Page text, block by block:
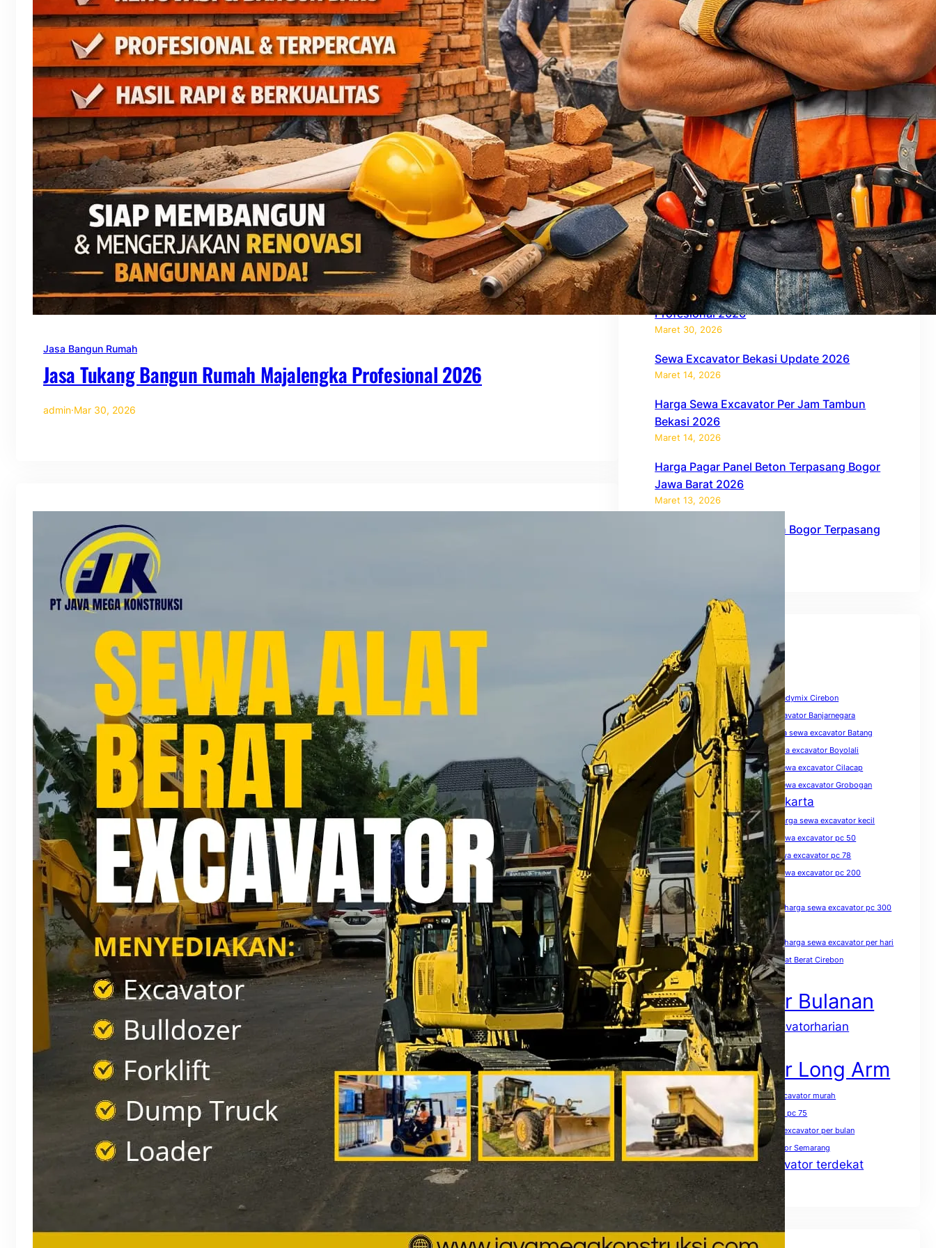
Jasa Bangun Rumah
Jasa Tukang Bangun Rumah Majalengka Profesional 2026
admin·Mar 30, 2026
Jasa Bore Pile
Pagar Panel Beton
Sewa Alat Berat
Sewa Crane
Sewa Excavator
Sewa Excavator
Sewa Forklift
U Ditch Beton
Uncategorized
Recent Posts
Jasa Tukang Bangun Rumah Majalengka
Profesional 2026
Maret 30, 2026
Sewa Excavator Bekasi Update 2026
Maret 14, 2026
Harga Sewa Excavator Per Jam Tambun
Bekasi 2026
Maret 14, 2026
Harga Pagar Panel Beton Terpasang Bogor
Jawa Barat 2026
Maret 13, 2026
Harga Pagar Panel Beton Bogor Terpasang
Tags
biaya sewa excavator
Harga Beton Readymix Cirebon
harga sewa excavator
harga sewa excavator Banjarnegara
harga sewa excavator Banyumas
harga sewa excavator Batang
harga sewa excavator Blora
harga sewa excavator Boyolali
harga sewa excavator Brebes
harga sewa excavator Cilacap
harga sewa excavator Demak
harga sewa excavator Grobogan
Harga Sewa Excavator Jakarta
harga sewa excavator Jawa Tengah
harga sewa excavator kecil
harga sewa excavator Kendal
harga sewa excavator pc 50
harga sewa excavator pc 75
harga sewa excavator pc 78
harga sewa excavator pc 100
harga sewa excavator pc 200
harga sewa excavator pc 200 per hari
harga sewa excavator pc 200 per jam
harga sewa excavator pc 300
harga sewa excavator pc 300 per jam
harga sewa excavator pc 400 per jam
harga sewa excavator per hari
harga sewa excavator per jam
Sewa Alat Berat Cirebon
Sewa Excavator
Sewa Excavator Bulanan
Sewa excavator harian
sewaexcavatorharian
Sewa Excavator Jakarta
Sewa Excavator Long Arm
Sewa excavator mini terdekat
sewa excavator murah
Sewa excavator pc 50
Sewa excavator pc 75
Sewa excavator pc 200 per jam
Sewa excavator per bulan
Sewa excavator per hari
Sewa excavator Semarang
Sewa excavator solo
Sewa excavator terdekat